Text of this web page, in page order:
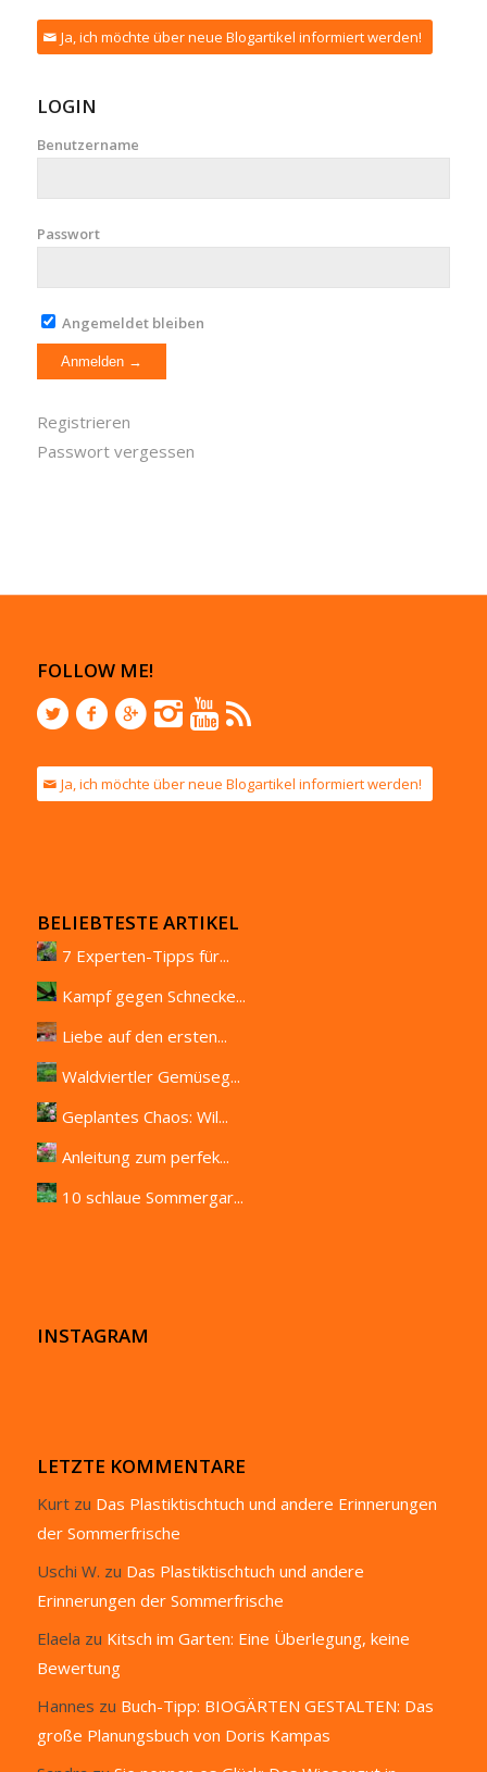
Ja, ich möchte über neue Blogartikel informiert werden!
LOGIN
Benutzername
Passwort
Angemeldet bleiben
Registrieren
Passwort vergessen
FOLLOW ME!
Ja, ich möchte über neue Blogartikel informiert werden!
BELIEBTESTE ARTIKEL
7 Experten-Tipps für...
Kampf gegen Schnecke...
Liebe auf den ersten...
Waldviertler Gemüseg...
Geplantes Chaos: Wil...
Anleitung zum perfek...
10 schlaue Sommergar...
INSTAGRAM
LETZTE KOMMENTARE
Kurtzu Das Plastiktischtuch und andere Erinnerungen
der Sommerfrische
Uschi W. zu Das Plastiktischtuch und andere
Erinnerungen der Sommerfrische
Elaela zu Kitsch im Garten: Eine Überlegung, keine
Bewertung
Hannes zu Buch-Tipp: BIOGÄRTEN GESTALTEN: Das
große Planungsbuch von Doris Kampas